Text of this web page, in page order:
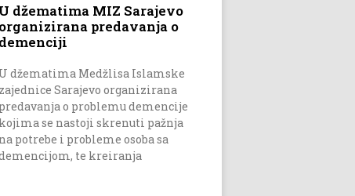
U džematima MIZ Sarajevo
organizirana predavanja o
demenciji
U džematima Medžlisa Islamske
zajednice Sarajevo organizirana
predavanja o problemu demencije
kojima se nastoji skrenuti pažnja
na potrebe i probleme osoba sa
te kreiranja